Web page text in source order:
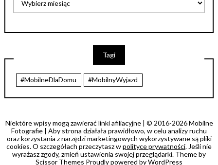
Tagi
#MobilneDlaDomu #MobilnyWyjazd
Niektóre wpisy mogą zawierać linki afiliacyjne | © 2016-2026 Mobilne
Fotografie | Aby strona działała prawidłowo, w celu analizy ruchu
oraz korzystania z narzędzi marketingowych wykorzystywane są pliki
cookies. O szczegółach przeczytasz wpolityce prywatności. Jeśli nie
wyrażasz zgody, zmień ustawienia swojej przeglądarki. Theme by
Scissor Themes Proudly powered byWordPress